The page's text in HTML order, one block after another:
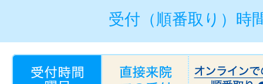
受付（順番取り）時